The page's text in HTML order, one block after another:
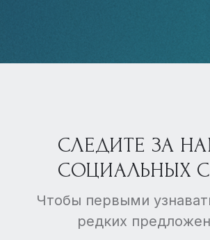
СЛЕДИТЕ ЗА
СОЦИАЛЬНЫХ
Чтобы первыми
редких